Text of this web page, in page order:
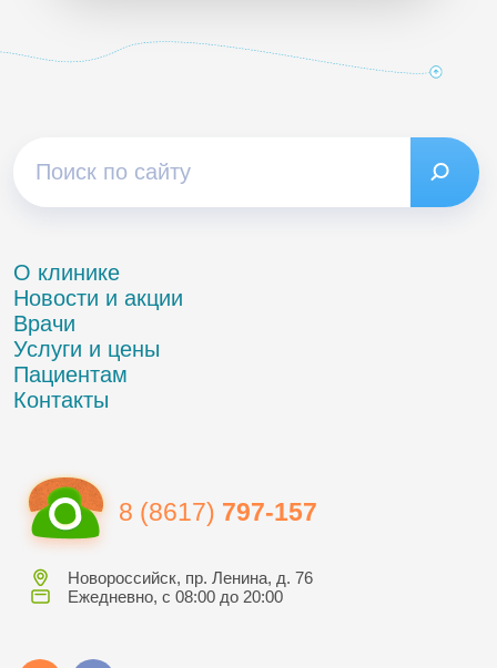
О клинике
Новости и акции
Врачи
Услуги и цены
Пациентам
Контакты
8 (8617) 797-157
Новороссийск, пр. Ленина, д. 76
Ежедневно, с 08:00 до 20:00